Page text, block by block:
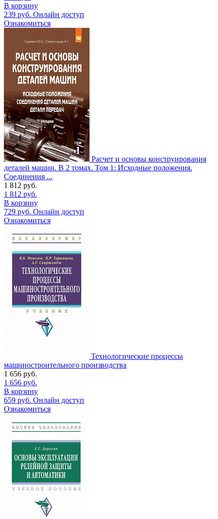
В корзину
239 руб. Онлайн доступ
Ознакомиться
Расчет и основы конструирования
деталей машин. В 2 томах. Том 1: Исходные положения.
Соединения ...
1 812 руб.
1 812 руб.
В корзину
729 руб. Онлайн доступ
Ознакомиться
Технологические процессы
машиностроительного производства
1 656 руб.
1 656 руб.
В корзину
659 руб. Онлайн доступ
Ознакомиться